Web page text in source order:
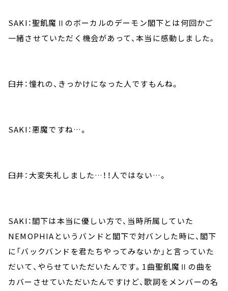
SAKI：聖飢魔Ⅱのボーカルのデーモン閣下とは何回かご
一緒させていただく機会があって、本当に感動しました。
臼井：憧れの、きっかけになった人ですもんね。
SAKI：悪魔ですね…。
臼井：大変失礼しました…！！人ではない…。
SAKI：閣下は本当に優しい方で、当時所属していた
NEMOPHIAというバンドと閣下で対バンした時に、閣下
に「バックバンドを君たちやってみないか」と言っていた
だいて、やらせていただいたんです。1曲聖飢魔Ⅱの曲を
カバーさせていただいたんですけど、歌詞をメンバーの名